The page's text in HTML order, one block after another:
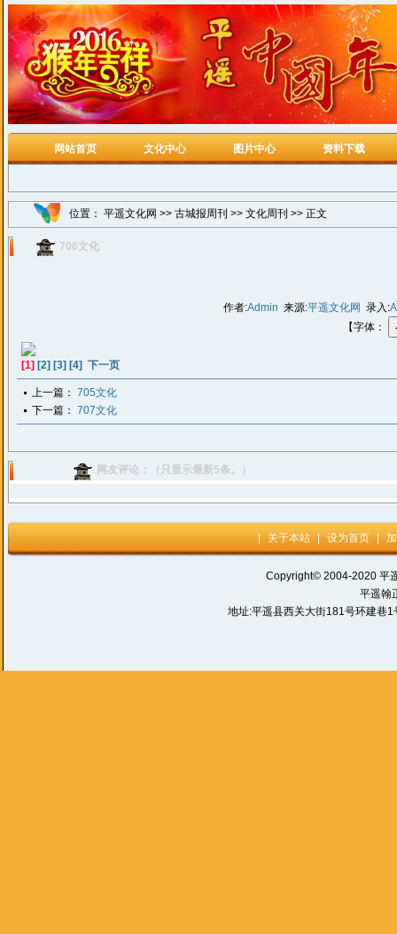
网站首页 文化中心 图片中心 资料下载
位置： 平遥文化网 >> 古城报周刊 >> 文化周刊 >> 正文
706文化
作者:Admin 来源:平遥文化网 录入:
【字体：
[1] [2] [3] [4] 下一页
上一篇： 705文化
下一篇： 707文化
网友评论：（只显示最新5条。）
关于本站 设为首页
Copyright© 2004-2020 平
平遥翰
地址:平遥县西关大街181号环建